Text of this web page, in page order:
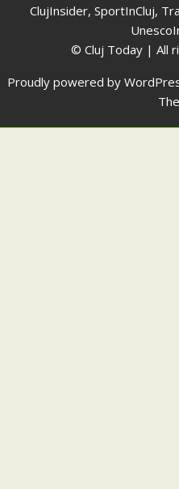
ClujInsider, SportInCluj,
© Cluj Today | All
Proudly powered by